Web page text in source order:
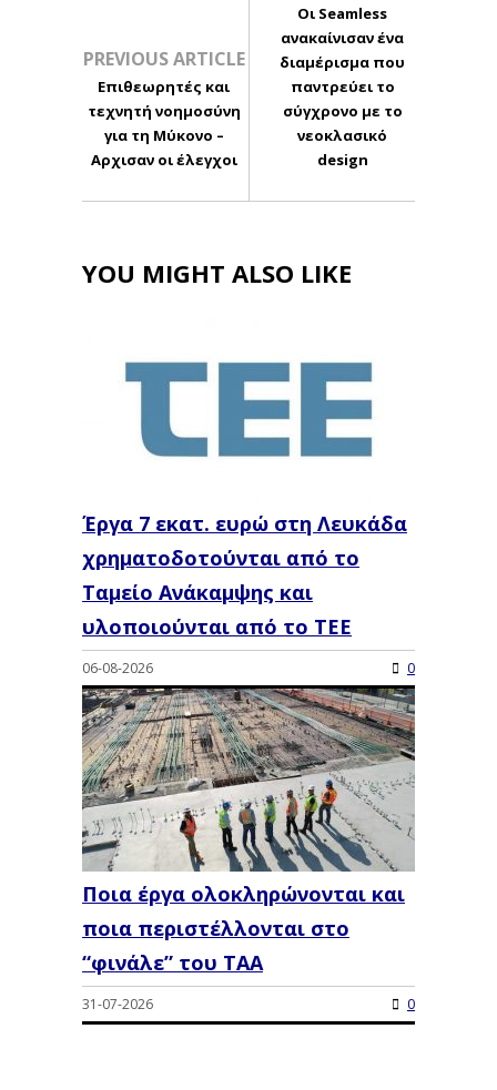
PREVIOUS ARTICLE
Επιθεωρητές και
τεχνητή νοημοσύνη
για τη Μύκονο –
Αρχισαν οι έλεγχοι
Οι Seamless
ανακαίνισαν ένα
διαμέρισμα που
παντρεύει το
σύγχρονο με το
νεοκλασικό
design
YOU MIGHT ALSO LIKE
Έργα 7 εκατ. ευρώ στη Λευκάδα
χρηματοδοτούνται από το
Ταμείο Ανάκαμψης και
υλοποιούνται από το ΤΕΕ
06-08-2026 0
Ποια έργα ολοκληρώνονται και
ποια περιστέλλονται στο
“φινάλε” του ΤΑΑ
31-07-2026 0